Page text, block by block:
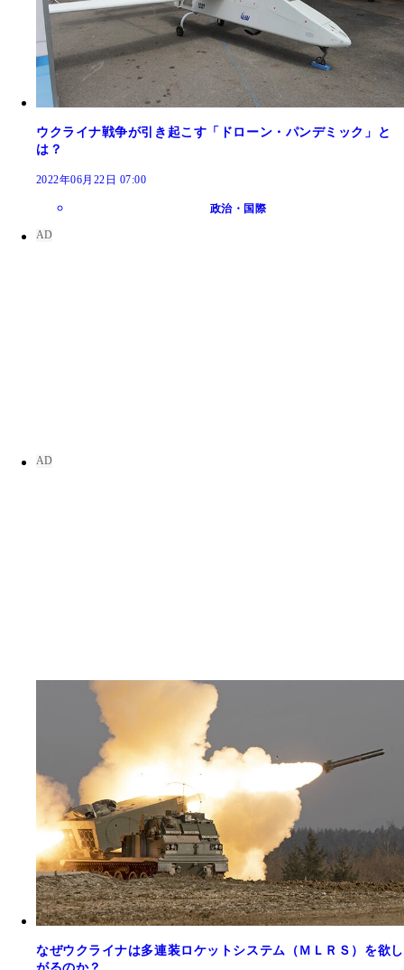
ウクライナ戦争が引き起こす「ドローン・パンデミック」と
は？
2022年06月22日 07:00
政治・国際
なぜウクライナは多連装ロケットシステム（ＭＬＲＳ）を欲し